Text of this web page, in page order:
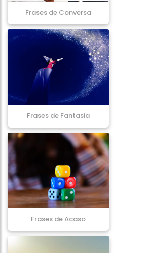
Frases de Conversa
Frases de Fantasia
Frases de Acaso